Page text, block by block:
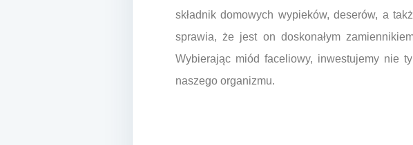
składnik domowych wypieków, deserów, a
sprawia, że jest on doskonałym
Wybierając miód faceliowy, inwestujemy nie
naszego organizmu.